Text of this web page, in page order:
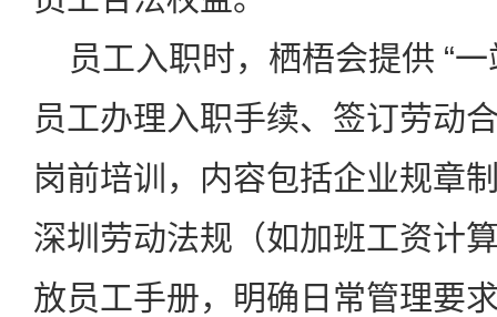
员工入职时，栖梧会提供 “一
员工办理入职手续、签订劳动
岗前培训，内容包括企业规章
深圳劳动法规（如加班工资计
放员工手册，明确日常管理要